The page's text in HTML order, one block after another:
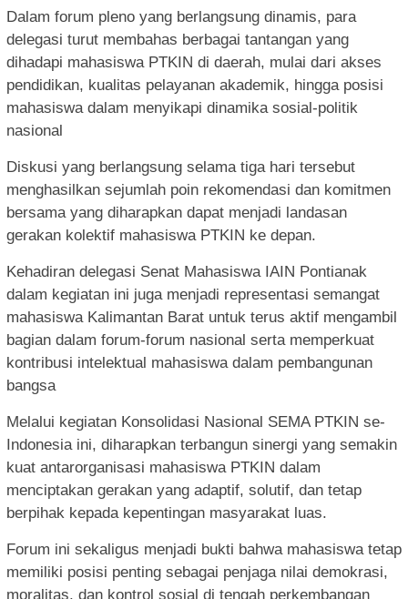
Dalam forum pleno yang berlangsung dinamis, para
delegasi turut membahas berbagai tantangan yang
dihadapi mahasiswa PTKIN di daerah, mulai dari akses
pendidikan, kualitas pelayanan akademik, hingga posisi
mahasiswa dalam menyikapi dinamika sosial-politik
nasional
Diskusi yang berlangsung selama tiga hari tersebut
menghasilkan sejumlah poin rekomendasi dan komitmen
bersama yang diharapkan dapat menjadi landasan
gerakan kolektif mahasiswa PTKIN ke depan.
Kehadiran delegasi Senat Mahasiswa IAIN Pontianak
dalam kegiatan ini juga menjadi representasi semangat
mahasiswa Kalimantan Barat untuk terus aktif mengambil
bagian dalam forum-forum nasional serta memperkuat
kontribusi intelektual mahasiswa dalam pembangunan
bangsa
Melalui kegiatan Konsolidasi Nasional SEMA PTKIN se-
Indonesia ini, diharapkan terbangun sinergi yang semakin
kuat antarorganisasi mahasiswa PTKIN dalam
menciptakan gerakan yang adaptif, solutif, dan tetap
berpihak kepada kepentingan masyarakat luas.
Forum ini sekaligus menjadi bukti bahwa mahasiswa tetap
memiliki posisi penting sebagai penjaga nilai demokrasi,
moralitas, dan kontrol sosial di tengah perkembangan